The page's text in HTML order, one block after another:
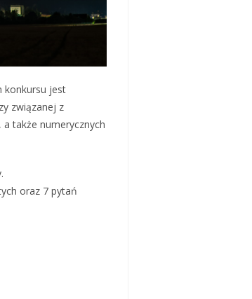
konkursu jest
związanej z
także numerycznych
oraz 7 pytań